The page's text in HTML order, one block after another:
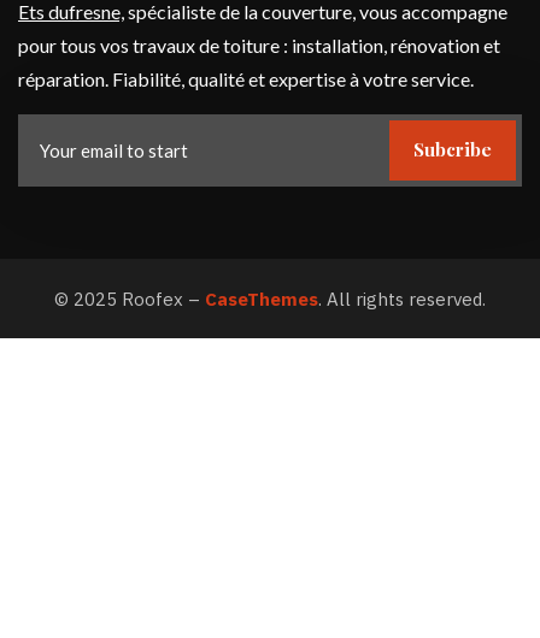
Ets dufresne,spécialiste de la couverture, vous accompagne
pour tous vos travaux de toiture : installation, rénovation et
réparation. Fiabilité, qualité et expertise à votre service.
Subcribe
© 2025 Roofex – CaseThemes. All rights reserved.